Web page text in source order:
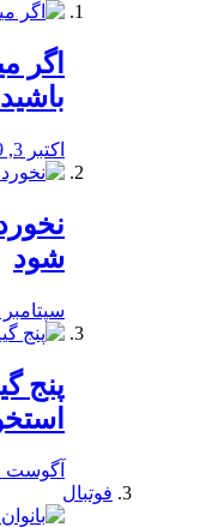
اگر
باشید
اکتبر 3, 2019
‌شود
سپتامبر 26, 2019
پنج
آگوست 22, 2019
فوتبال